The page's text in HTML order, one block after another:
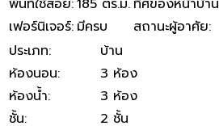
พื้นที่ใช้สอย:185 ตร.ม. ทิศของหน้าบ้าน
เฟอร์นิเจอร์: มีครบ สถานะผู้อาศัย:
ประเภท:
บ้าน
ห้องนอน:
3 ห้อง
ห้องน้ำ:
3 ห้อง
ชั้น:
2 ชั้น